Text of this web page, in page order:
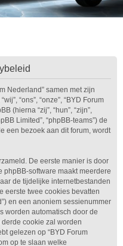
Nederland” samen met zijn
“ons”, “onze”, “BYD Forum
(hierna “zij”, “hun”, “zijn”,
Limited”, “phpBB-teams”) de
een bezoek aan dit forum, wordt
De eerste manier is door
phpBB-software maakt meerdere
de tijdelijke internetbestanden
eerste twee cookies bevatten
en een anoniem sessienummer
worden automatisch door de
cookie zal worden
gelezen op “BYD Forum
op te slaan welke